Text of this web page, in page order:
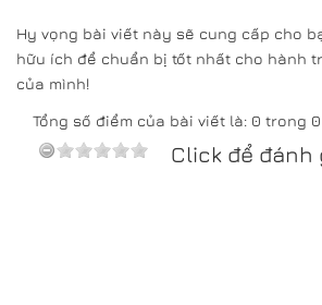
Hy vọng bài viết này sẽ cung cấp cho
hữu ích để chuẩn bị tốt nhất cho hành
của mình!
Tổng số điểm của bài viết là: 0 trong
Click để đánh